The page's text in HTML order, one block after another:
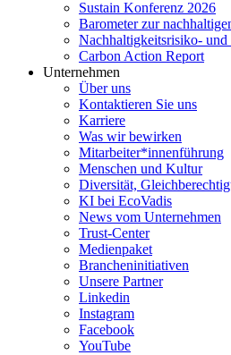
Sustain Konferenz 2026
Barometer zur
Nachhaltigkeitsrisiko-
Carbon Action Report
Unternehmen
Über uns
Kontaktieren Sie uns
Karriere
Was wir bewirken
Mitarbeiter*innenführung
Menschen und Kultur
Diversität,
KI bei EcoVadis
News vom Unternehmen
Trust-Center
Medienpaket
Brancheninitiativen
Unsere Partner
Linkedin
Instagram
Facebook
YouTube